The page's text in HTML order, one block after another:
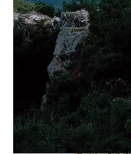
Ваша
Тайна